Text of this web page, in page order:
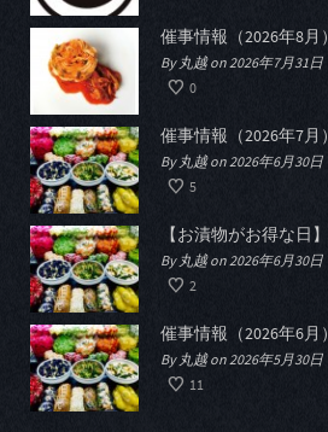
催事情報（2026年8月）
By 丸越 on 2026年7月31日
0
催事情報（2026年7月）
By 丸越 on 2026年6月30日
5
By 丸越 on 2026年6月30日
2
催事情報（2026年6月）
By 丸越 on 2026年5月30日
11